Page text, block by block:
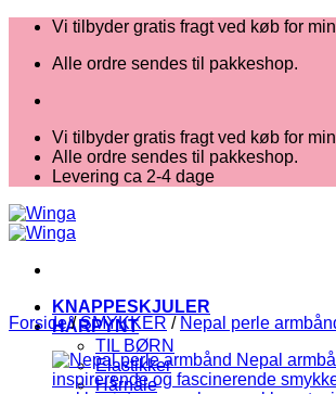
Fortsæt
indhold
Vi tilbyder gratis fragt ved køb for
Alle ordre sendes til pakkeshop.
Vi tilbyder gratis fragt ved køb for
Alle ordre sendes til pakkeshop.
Levering ca 2-4 dage
KNAPPESKJULER
HÅRPYNT
TIL BØRN
Elastikker
Hårnåle
Forside / SMYKKER / Nepal perle